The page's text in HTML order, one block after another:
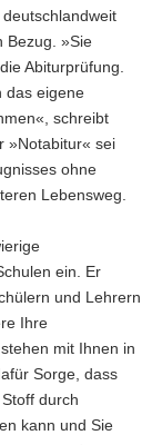
Bezug. »Sie
Abiturprüfung.
das eigene
schreibt
»Notabitur« sei
ohne
Lebensweg.
ein. Er
und Lehrern
Ihre
mit Ihnen in
Sorge, dass
durch
kann und Sie